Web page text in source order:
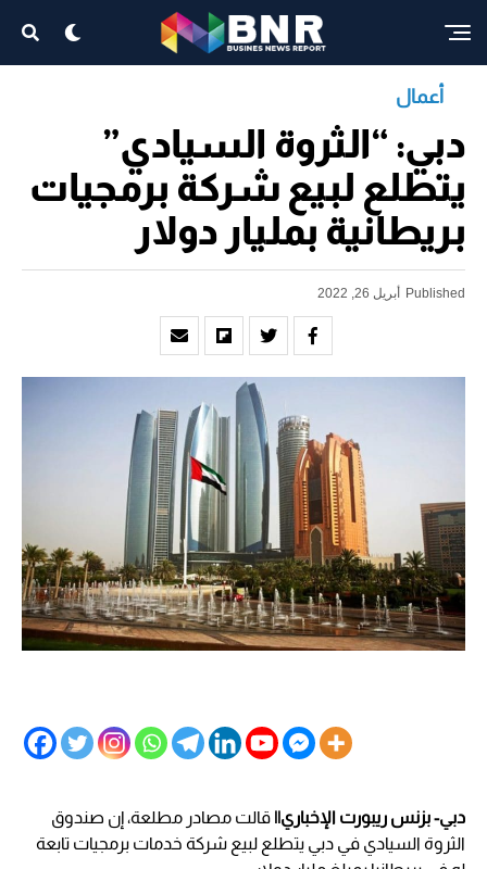
أعمال
دبي: “الثروة السيادي”
يتطلع لبيع شركة برمجيات
بريطانية بمليار دولار
Published أبريل 26, 2022
دبي- بزنس ريبورت الإخباري|| قالت مصادر مطلعة، إن صندوق
الثروة السيادي في دبي يتطلع لبيع شركة خدمات برمجيات تابعة